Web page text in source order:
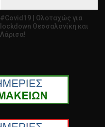
#Covid19 | Ολοταχώς για
lockdown Θεσσαλονίκη και
Λάρισα!